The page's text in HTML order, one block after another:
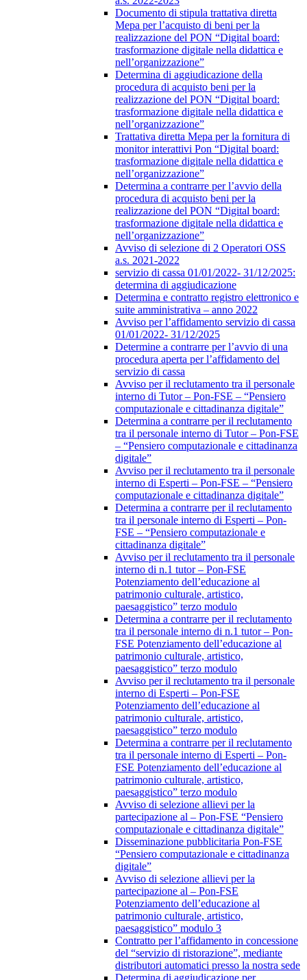
Documento di stipula trattativa diretta
Mepa per l’acquisto di beni per la
realizzazione del PON “Digital board:
trasformazione digitale nella didattica e
nell’organizzazione”
Determina di aggiudicazione della
procedura di acquisto beni per la
realizzazione del PON “Digital board:
trasformazione digitale nella didattica e
nell’organizzazione”
Trattativa diretta Mepa per la fornitura di
monitor interattivi Pon “Digital board:
trasformazione digitale nella didattica e
nell’organizzazione”
Determina a contrarre per l’avvio della
procedura di acquisto beni per la
realizzazione del PON “Digital board:
trasformazione digitale nella didattica e
nell’organizzazione”
Avviso di selezione di 2 Operatori OSS
a.s. 2021-2022
servizio di cassa 01/01/2022- 31/12/2025:
determina di aggiudicazione
Determina e contratto registro elettronico e
suite amministrativa – anno 2022
Avviso per l’affidamento servizio di cassa
01/01/2022- 31/12/2025
Determine a contrarre per l’avvio di una
procedura aperta per l’affidamento del
servizio di cassa
Avviso per il reclutamento tra il personale
interno di Tutor – Pon-FSE – “Pensiero
computazionale e cittadinanza digitale”
Determina a contrarre per il reclutamento
tra il personale interno di Tutor – Pon-FSE
– “Pensiero computazionale e cittadinanza
digitale”
Avviso per il reclutamento tra il personale
interno di Esperti – Pon-FSE – “Pensiero
computazionale e cittadinanza digitale”
Determina a contrarre per il reclutamento
tra il personale interno di Esperti – Pon-
FSE – “Pensiero computazionale e
cittadinanza digitale”
Avviso per il reclutamento tra il personale
interno di n.1 tutor – Pon-FSE
Potenziamento dell’educazione al
patrimonio culturale, artistico,
paesaggistico” terzo modulo
Determina a contrarre per il reclutamento
tra il personale interno di n.1 tutor – Pon-
FSE Potenziamento dell’educazione al
patrimonio culturale, artistico,
paesaggistico” terzo modulo
Avviso per il reclutamento tra il personale
interno di Esperti – Pon-FSE
Potenziamento dell’educazione al
patrimonio culturale, artistico,
paesaggistico” terzo modulo
Determina a contrarre per il reclutamento
tra il personale interno di Esperti – Pon-
FSE Potenziamento dell’educazione al
patrimonio culturale, artistico,
paesaggistico” terzo modulo
Avviso di selezione allievi per la
partecipazione al – Pon-FSE “Pensiero
computazionale e cittadinanza digitale”
Disseminazione pubblicitaria Pon-FSE
“Pensiero computazionale e cittadinanza
digitale”
Avviso di selezione allievi per la
partecipazione al – Pon-FSE
Potenziamento dell’educazione al
patrimonio culturale, artistico,
paesaggistico” modulo 3
Contratto per l’affidamento in concessione
del “servizio di ristorazione”, mediante
distributori automatici presso la nostra sede